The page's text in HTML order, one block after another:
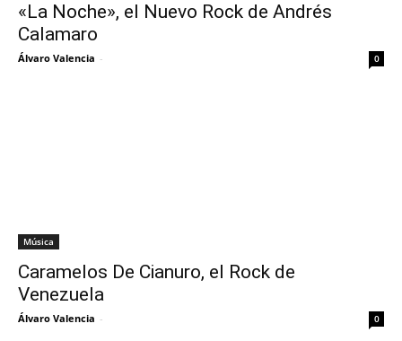
«La Noche», el Nuevo Rock de Andrés
Calamaro
Álvaro Valencia - 0
Música
Caramelos De Cianuro, el Rock de
Venezuela
Álvaro Valencia - 0